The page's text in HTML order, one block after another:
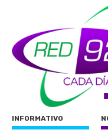
INFORMATIVO